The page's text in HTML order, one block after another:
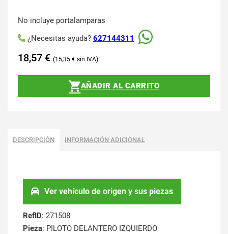
No incluye portalamparas
¿Necesitas ayuda? 627144311
18,57 € 15,35 €
AÑADIR AL CARRITO
DESCRIPCIÓN INFORMACIÓN ADICIONAL
Ver vehículo de origen y sus piezas
RefID: 271508
Pieza: PILOTO DELANTERO IZQUIERDO